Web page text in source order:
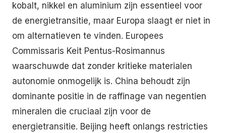
kobalt, nikkel en aluminium zijn essentieel voor
de energietransitie, maar Europa slaagt er niet in
om alternatieven te vinden. Europees
Commissaris Keit Pentus-Rosimannus
waarschuwde dat zonder kritieke materialen
autonomie onmogelijk is. China behoudt zijn
dominante positie in de raffinage van negentien
mineralen die cruciaal zijn voor de
energietransitie. Beijing heeft onlangs restricties